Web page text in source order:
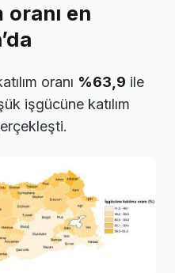
oranı en
oranı %63,9 ile
işgücüne katılım